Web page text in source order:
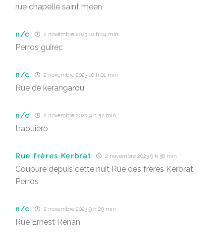
rue chapelle saint meen
n/c 2 novembre 2023 10 h 04 min
Perros guirec
n/c 2 novembre 2023 10 h 01 min
Rue de kerangarou
n/c 2 novembre 2023 9 h 57 min
traouiero
Rue frères Kerbrat 2 novembre 2023 9 h 36 min
Coupure depuis cette nuit Rue des frères Kerbrat
Perros
n/c 2 novembre 2023 9 h 29 min
Rue Ernest Renan